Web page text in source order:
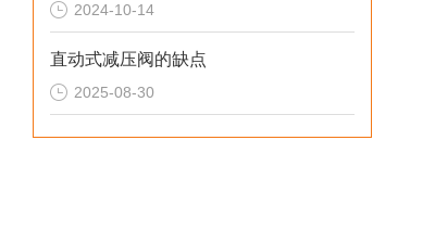
2024-10-14
直动式减压阀的缺点
2025-08-30